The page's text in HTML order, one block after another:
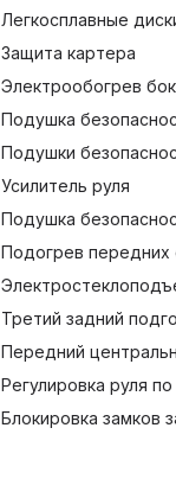
Легкосплавные
Защита картера
Электрообогрев
Подушка
Подушки
Усилитель руля
Подушка
Подогрев передних
Третий задний
Передний
Регулировка руля
Блокировка замков